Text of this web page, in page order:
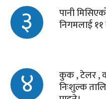
३ पानी
निगमलाई ११
४ कुक , टेलर ,
निःशुल्क